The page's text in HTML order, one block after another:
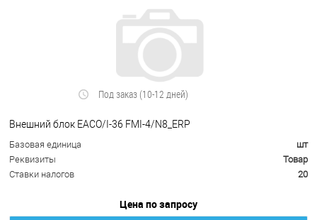
Под заказ (10-12 дней)
Внешний блок EACO/I-36 FMI-4/N8_ERP
Базовая единица
шт
Реквизиты
Товар
Ставки налогов
20
Цена по запросу